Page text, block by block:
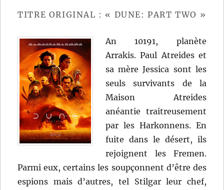
TITRE ORIGINAL : « DUNE: PART TWO »
An 10191, planète
Arrakis. Paul Atreides et
sa mère Jessica sont les
seuls survivants de la
Maison Atreides
anéantie traitreusement
par les Harkonnens. En
fuite dans le désert, ils
rejoignent les Fremen.
Parmi eux, certains les soupçonnent d’être des
espions mais d’autres, tel Stilgar leur chef,